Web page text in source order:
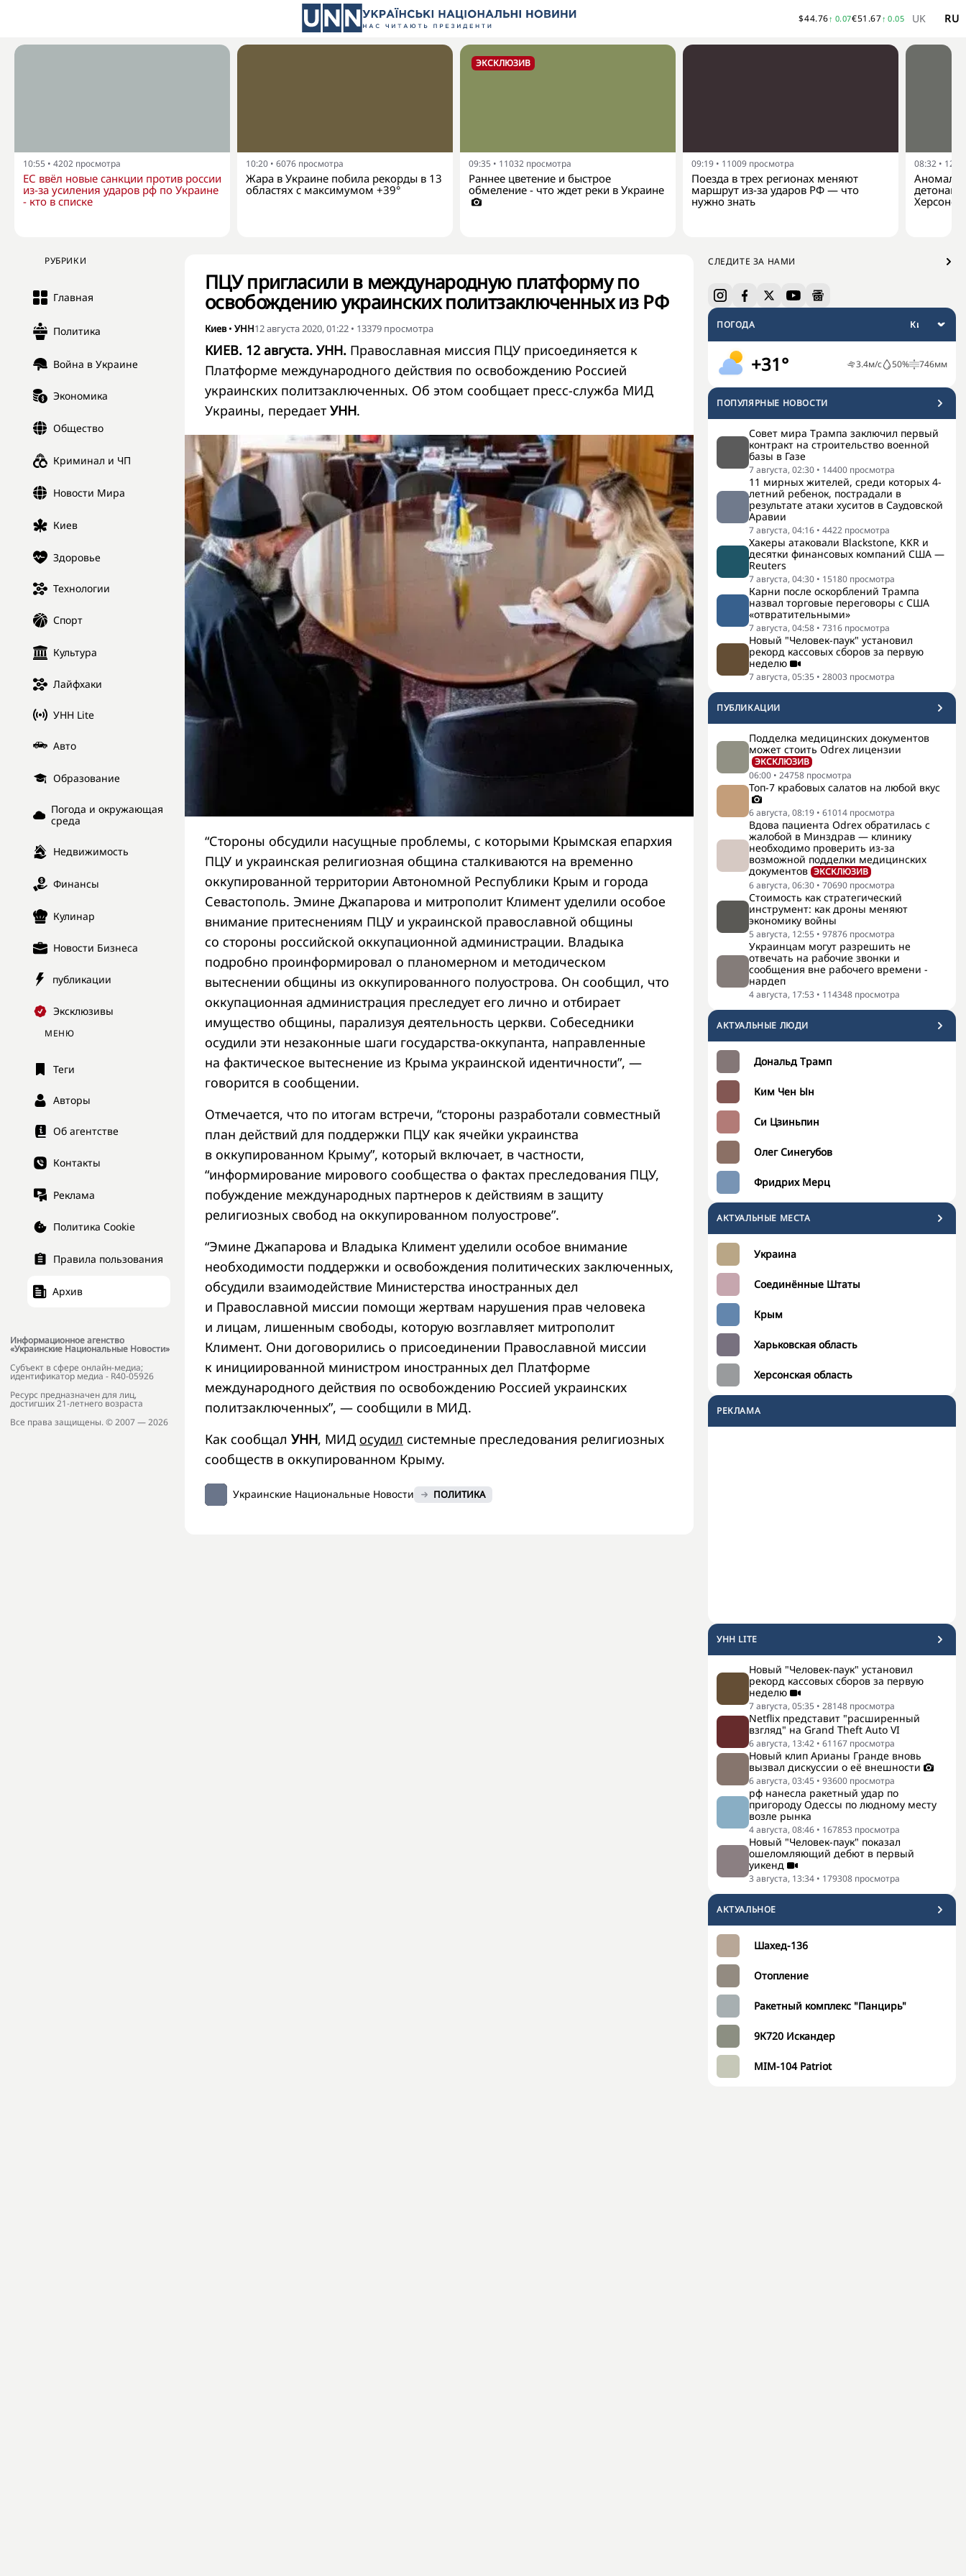
$44.76↑ 0.07€51.67↑ 0.05 UK RU
10:55 • 4202 просмотра
ЕС ввёл новые санкции против россии
из-за усиления ударов рф по Украине
- кто в списке
10:20 • 6076 просмотра
Жара в Украине побила рекорды в 13
областях с максимумом +39°
ЭКСКЛЮЗИВ
09:35 • 11032 просмотра
Раннее цветение и быстрое
обмеление - что ждет реки в Украине
09:19 • 11009 просмотра
Поезда в трех регионах меняют
маршрут из-за ударов РФ — что
нужно знать
08:32 •
РУБРИКИ
Главная
Политика
Война в Украине
Экономика
Общество
Криминал и ЧП
Новости Мира
Киев
Здоровье
Технологии
Спорт
Культура
Лайфхаки
УНН Lite
Авто
Образование
Погода и окружающая
среда
Недвижимость
Финансы
Кулинар
Новости Бизнеса
публикации
Эксклюзивы
МЕНЮ
Теги
Авторы
Об агентстве
Контакты
Реклама
Политика Cookie
Правила пользования
Архив
Информационное агенство
«Украинские Национальные Новости»
Субъект в сфере онлайн-медиа;
идентификатор медиа - R40-05926
Ресурс предназначен для лиц,
достигших 21-летнего возраста
Все права защищены. © 2007 — 2026
СЛЕДИТЕ ЗА НАМИ
ПОГОДА
+31° 3.4м/с 50% 746мм
ПОПУЛЯРНЫЕ НОВОСТИ
Совет мира Трампа заключил первый
контракт на строительство военной
базы в Газе
7 августа, 02:30 • 14400 просмотра
11 мирных жителей, среди которых 4-
летний ребенок, пострадали в
результате атаки хуситов в Саудовской
Аравии
7 августа, 04:16 • 4422 просмотра
Хакеры атаковали Blackstone, KKR и
десятки финансовых компаний США —
Reuters
7 августа, 04:30 • 15180 просмотра
Карни после оскорблений Трампа
назвал торговые переговоры с США
«отвратительными»
7 августа, 04:58 • 7316 просмотра
Новый "Человек-паук" установил
рекорд кассовых сборов за первую
неделю
7 августа, 05:35 • 28003 просмотра
ПУБЛИКАЦИИ
Подделка медицинских документов
может стоить Odrex лицензии
ЭКСКЛЮЗИВ
06:00 • 24758 просмотра
Топ-7 крабовых салатов на любой вкус
6 августа, 08:19 • 61014 просмотра
Вдова пациента Odrex обратилась с
жалобой в Минздрав — клинику
необходимо проверить из-за
возможной подделки медицинских
документов ЭКСКЛЮЗИВ
6 августа, 06:30 • 70690 просмотра
Стоимость как стратегический
инструмент: как дроны меняют
экономику войны
5 августа, 12:55 • 97876 просмотра
Украинцам могут разрешить не
отвечать на рабочие звонки и
сообщения вне рабочего времени -
нардеп
4 августа, 17:53 • 114348 просмотра
АКТУАЛЬНЫЕ ЛЮДИ
Дональд Трамп
Ким Чен Ын
Си Цзиньпин
Олег Синегубов
Фридрих Мерц
АКТУАЛЬНЫЕ МЕСТА
Украина
Соединённые Штаты
Крым
Харьковская область
Херсонская область
РЕКЛАМА
УНН LITE
Новый "Человек-паук" установил
рекорд кассовых сборов за первую
неделю
7 августа, 05:35 • 28148 просмотра
Netflix представит "расширенный
взгляд" на Grand Theft Auto VI
6 августа, 13:42 • 61167 просмотра
Новый клип Арианы Гранде вновь
вызвал дискуссии о её внешности
6 августа, 03:45 • 93600 просмотра
рф нанесла ракетный удар по
пригороду Одессы по людному месту
возле рынка
4 августа, 08:46 • 167853 просмотра
Новый "Человек-паук" показал
ошеломляющий дебют в первый
уикенд
3 августа, 13:34 • 179308 просмотра
АКТУАЛЬНОЕ
Шахед-136
Отопление
Ракетный комплекс "Панцирь"
9К720 Искандер
MIM-104 Patriot
ПЦУ пригласили в международную платформу по
освобождению украинских политзаключенных из РФ
Киев• УНН12 августа 2020, 01:22 • 13379 просмотра
КИЕВ. 12 августа. УНН. Православная миссия ПЦУ присоединяется к
Платформе международного действия по освобождению Россией
украинских политзаключенных. Об этом сообщает пресс-служба МИД
Украины, передает УНН.
“Стороны обсудили насущные проблемы, с которыми Крымская епархия
ПЦУ и украинская религиозная община сталкиваются на временно
оккупированной территории Автономной Республики Крым и города
Севастополь. Эмине Джапарова и митрополит Климент уделили особое
внимание притеснениям ПЦУ и украинской православной общины
со стороны российской оккупационной администрации. Владыка
подробно проинформировал о планомерном и методическом
вытеснении общины из оккупированного полуострова. Он сообщил, что
оккупационная администрация преследует его лично и отбирает
имущество общины, парализуя деятельность церкви. Собеседники
осудили эти незаконные шаги государства-оккупанта, направленные
на фактическое вытеснение из Крыма украинской идентичности”, —
говорится в сообщении.
Отмечается, что по итогам встречи, “стороны разработали совместный
план действий для поддержки ПЦУ как ячейки украинства
в оккупированном Крыму”, который включает, в частности,
“информирование мирового сообщества о фактах преследования ПЦУ,
побуждение международных партнеров к действиям в защиту
религиозных свобод на оккупированном полуострове”.
“Эмине Джапарова и Владыка Климент уделили особое внимание
необходимости поддержки и освобождения политических заключенных,
обсудили взаимодействие Министерства иностранных дел
и Православной миссии помощи жертвам нарушения прав человека
и лицам, лишенным свободы, которую возглавляет митрополит
Климент. Они договорились о присоединении Православной миссии
к инициированной министром иностранных дел Платформе
международного действия по освобождению Россией украинских
политзаключенных”, — сообщили в МИД.
Как сообщал УНН, МИД осудил системные преследования религиозных
сообществ в оккупированном Крыму.
Украинские Национальные Новости ПОЛИТИКА